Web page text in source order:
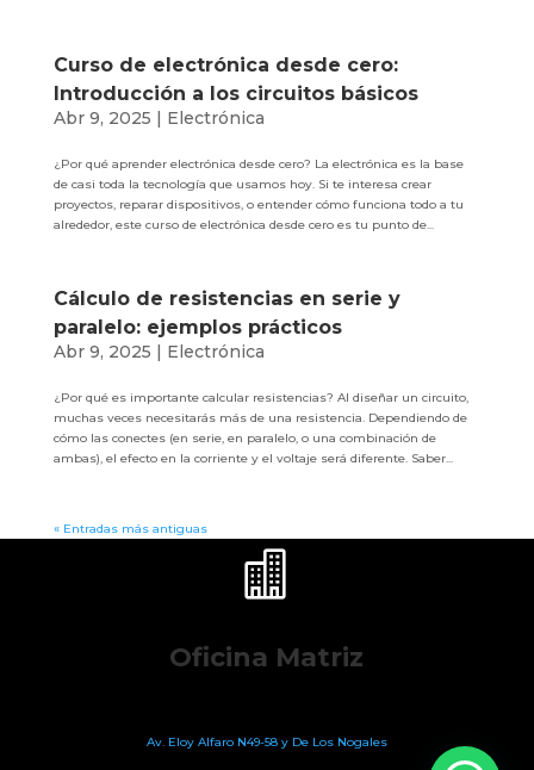
Curso de electrónica desde cero:
Introducción a los circuitos básicos
Abr 9, 2025 | Electrónica
¿Por qué aprender electrónica desde cero? La electrónica es la base
de casi toda la tecnología que usamos hoy. Si te interesa crear
proyectos, reparar dispositivos, o entender cómo funciona todo a tu
alrededor, este curso de electrónica desde cero es tu punto de...
Cálculo de resistencias en serie y
paralelo: ejemplos prácticos
Abr 9, 2025 | Electrónica
¿Por qué es importante calcular resistencias? Al diseñar un circuito,
muchas veces necesitarás más de una resistencia. Dependiendo de
cómo las conectes (en serie, en paralelo, o una combinación de
ambas), el efecto en la corriente y el voltaje será diferente. Saber...
« Entradas más antiguas

Oficina Matriz
Av. Eloy Alfaro N49-58 y De Los Nogales